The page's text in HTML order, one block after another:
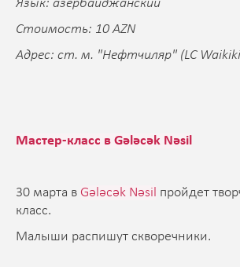
Язык: азербайджанский
Стоимость: 10 AZN
Адрес: ст. м. "Нефтчиляр" (LC
Мастер-класс в Gələcək Nəsil
30 марта в Gələcək Nəsil пройдет
класс.
Малыши распишут скворечники.